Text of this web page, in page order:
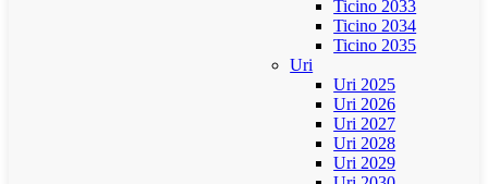
Ticino 2033
Ticino 2034
Ticino 2035
Uri
Uri 2025
Uri 2026
Uri 2027
Uri 2028
Uri 2029